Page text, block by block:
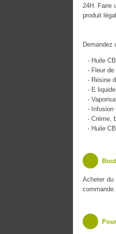
24H. Faire
produit
Demandez
- Huile
- Fleur
- Résine
- E
-
- Infusion
- Crème,
- Huile
Acheter